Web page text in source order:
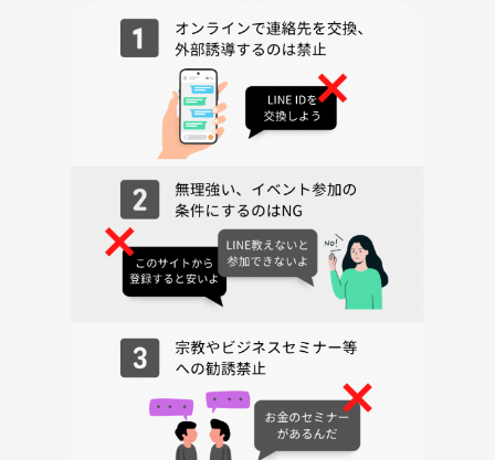
他、飲食代を含め、参加者で割りたいと思います。
なお、主催者が割引チケット2,000円分を保有しているため、利用した
注文メニュー次第ではありますが、1人食事1品、ドリンク2杯の場合、
3,000〜3,500円位になると思います。
に満たない場合は中止とさせて頂きます。
・当コミュニティのイベントの参加者同士でのトラブルにつきまして
は、当コミュニティでは一切負いかねますので、予めご了承ください。